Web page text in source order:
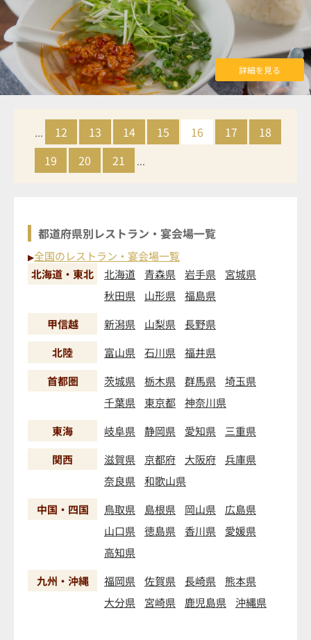
詳細を見る
... 12 13 14 15 16 17
18
19
20 21 ...
都道府県別レストラン・宴会場一覧
▶全国のレストラン・宴会場一覧
北海道・東北
北海道 青森県 岩手県
宮城県
秋田県
山形県
福島県
甲信越
新潟県 山梨県
長野県
北陸
富山県 石川県
福井県
首都圏
茨城県 栃木県 群馬県
埼玉県
千葉県
東京都
神奈川県
東海
岐阜県 静岡県 愛知県
三重県
関西
滋賀県 京都府 大阪府
兵庫県
奈良県
和歌山県
中国・四国
鳥取県 島根県 岡山県
広島県
山口県
徳島県 香川県
愛媛県
高知県
九州・沖縄
福岡県 佐賀県 長崎県
熊本県
大分県
宮崎県 鹿児島県 沖縄県